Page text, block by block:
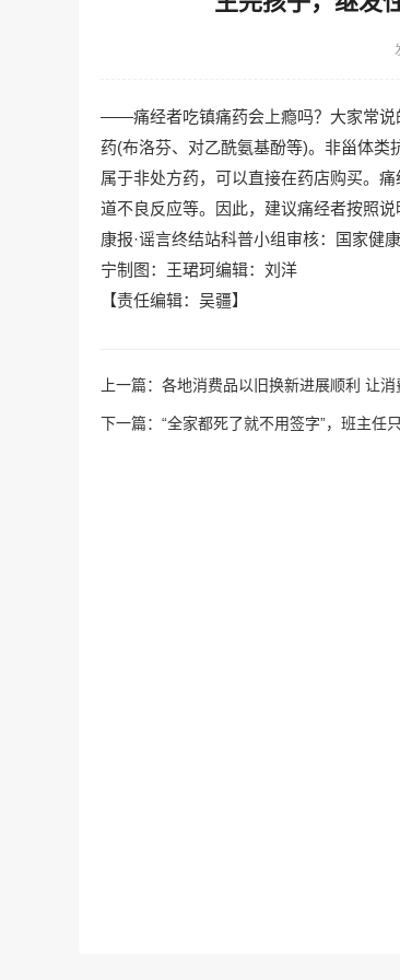
——痛经者吃镇痛药会上瘾吗？大家常说
药(布洛芬、对乙酰氨基酚等)。非甾体
属于非处方药，可以直接在药店购买。
道不良反应等。因此，建议痛经者按照
康报·谣言终结站科普小组审核：国家健
宁制图：王珺珂编辑：刘洋
【责任编辑：吴疆】
上一篇： 各地消费品以旧换新进展顺利 让消
下一篇： “全家都死了就不用签字”，班主任